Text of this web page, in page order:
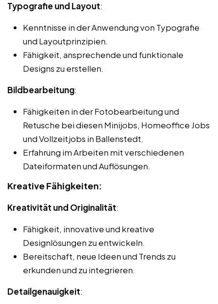
Typografie und Layout:
Kenntnisse in der Anwendung von Typografie
und Layoutprinzipien.
Fähigkeit, ansprechende und funktionale
Designs zu erstellen.
Bildbearbeitung:
Fähigkeiten in der Fotobearbeitung und
Retusche bei diesen Minijobs, Homeoffice Jobs
und Vollzeitjobs in Ballenstedt.
Erfahrung im Arbeiten mit verschiedenen
Dateiformaten und Auflösungen.
Kreative Fähigkeiten:
Kreativität und Originalität:
Fähigkeit, innovative und kreative
Designlösungen zu entwickeln.
Bereitschaft, neue Ideen und Trends zu
erkunden und zu integrieren.
Detailgenauigkeit: